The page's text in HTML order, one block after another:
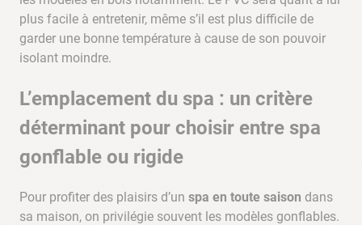
plus facile à entretenir, même s’il est plus difficile de
garder une bonne température à cause de son pouvoir
isolant moindre.
L’emplacement du spa : un critère
déterminant pour choisir entre spa
gonflable ou rigide
Pour profiter des plaisirs d’un spa en toute saison dans
sa maison, on privilégie souvent les modèles gonflables.